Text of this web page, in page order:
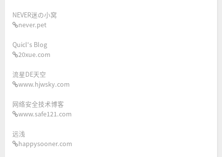
NEVER迷の小窝
never.pet
Quicl's Blog
20xue.com
流星DE天空
www.hjwsky.com
网络安全技术博客
www.safe121.com
远浅
happysooner.com